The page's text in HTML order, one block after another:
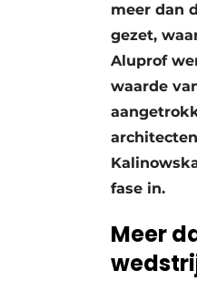
meer dan
gezet,
Aluprof
waarde
fase in.
Meer